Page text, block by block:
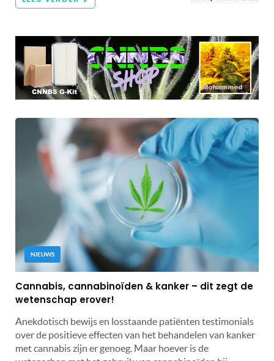
NIEUWS
Cannabis, cannabinoïden & kanker – dit zegt de
wetenschap erover!
Anekdotisch bewijs en losstaande patiënten testimonials
over de positieve effecten van het behandelen van kanker
met cannabis zijn er genoeg. Maar hoever is de